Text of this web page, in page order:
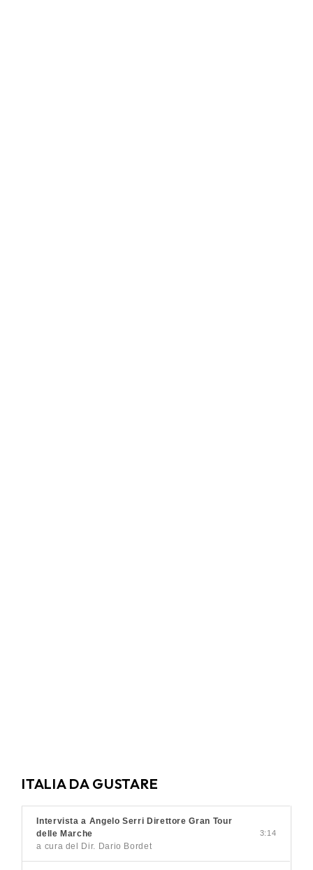
ITALIA DA GUSTARE
Intervista a Angelo Serri Direttore Gran Tour
delle Marche
a cura del Dir. Dario Bordet
3:14